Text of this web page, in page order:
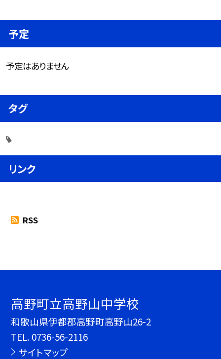
予定
予定はありません
タグ
リンク
RSS
高野町立高野山中学校
和歌山県伊都郡高野町高野山26-2
TEL. 0736-56-2116
サイトマップ